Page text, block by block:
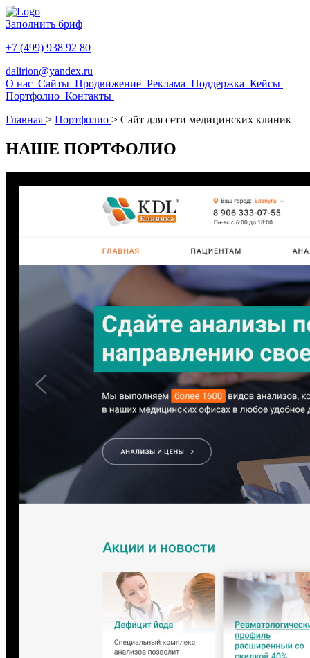
Заполнить бриф
+7 (499) 938 92 80
dalirion@yandex.ru
О нас Сайты Продвижение Реклама Поддержка Кейсы
Портфолио Контакты
Главная > Портфолио > Сайт для сети медицинских клиник
НАШЕ ПОРТФОЛИО